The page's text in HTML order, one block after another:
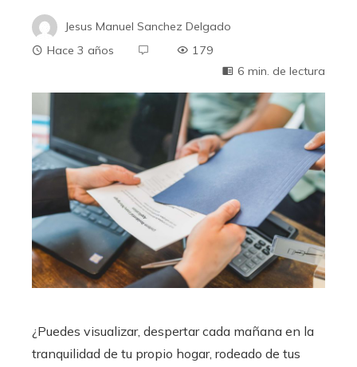
Jesus Manuel Sanchez Delgado
Hace 3 años
179
6 min. de lectura
¿Puedes visualizar, despertar cada mañana en la
tranquilidad de tu propio hogar, rodeado de tus